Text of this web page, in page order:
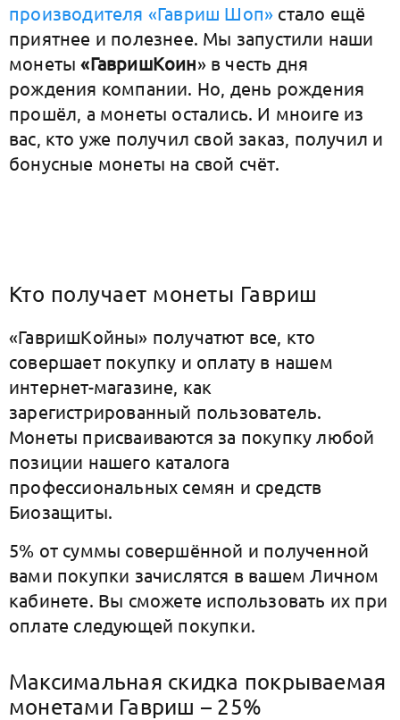
производителя «Гавриш Шоп» стало ещё
приятнее и полезнее. Мы запустили наши
монеты«ГавришКоин» в честь дня
рождения компании. Но, день рождения
прошёл, а монеты остались. И мноиге из
вас, кто уже получил свой заказ, получил и
бонусные монеты на свой счёт.
Кто получает монеты Гавриш
«ГавришКойны» получатют все, кто
совершает покупку и оплату в нашем
интернет-магазине, как
зарегистрированный пользователь.
Монеты присваиваются за покупку любой
позиции нашего каталога
профессиональных семян и средств
Биозащиты.
5% от суммы совершённой и полученной
вами покупки зачислятся в вашем Личном
кабинете. Вы сможете использовать их при
оплате следующей покупки.
Максимальная скидка покрываемая
монетами Гавриш – 25%